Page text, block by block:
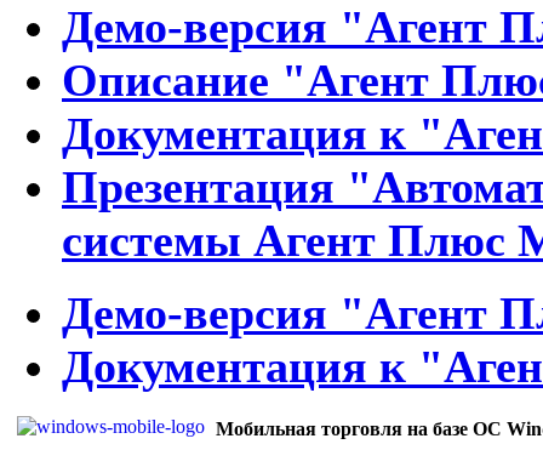
Демо-версия "Агент
Описание "Агент
Документация к
Презентация
системы Агент Плюс
Демо-версия "Агент
Документация к
Мобильная торговля на базе ОС